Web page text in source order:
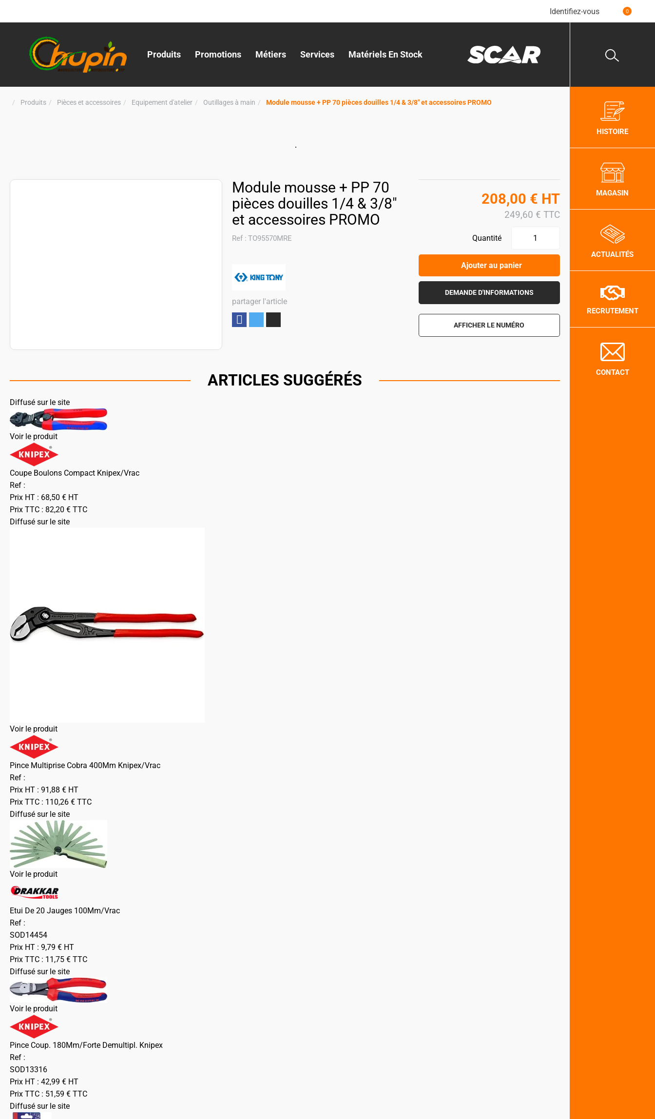
Identifiez-vous 0
Produits Promotions Métiers Services Matériels En Stock
Produits Pièces et accessoires Equipement d'atelier Outillages à main Module mousse + PP 70 pièces douilles 1/4 & 3/8" et accessoires PROMO
Module mousse + PP 70
pièces douilles 1/4 & 3/8"
et accessoires PROMO
Ref : TO95570MRE
partager l'article
208,00 € HT
249,60 € TTC
Quantité
Ajouter au panier
DEMANDE D'INFORMATIONS
AFFICHER LE NUMÉRO
ARTICLES SUGGÉRÉS
Diffusé sur le site
Voir le produit
Coupe Boulons Compact Knipex/Vrac
Ref :
Prix HT : 68,50 € HT
Prix TTC : 82,20 € TTC
Diffusé sur le site
Voir le produit
Pince Multiprise Cobra 400Mm Knipex/Vrac
Ref :
Prix HT : 91,88 € HT
Prix TTC : 110,26 € TTC
Diffusé sur le site
Voir le produit
Etui De 20 Jauges 100Mm/Vrac
Ref :
SOD14454
Prix HT : 9,79 € HT
Prix TTC : 11,75 € TTC
Diffusé sur le site
Voir le produit
Pince Coup. 180Mm/Forte Demultipl. Knipex
Ref :
SOD13316
Prix HT : 42,99 € HT
Prix TTC : 51,59 € TTC
Diffusé sur le site
HISTOIRE
MAGASIN
ACTUALITÉS
RECRUTEMENT
CONTACT